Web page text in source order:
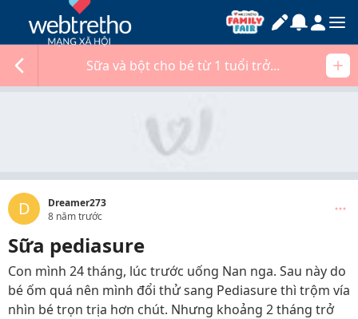
Sữa và bột cho bé từ 1 tuổi trở...
D
Dreamer273
8 năm trước
Sữa pediasure
Con mình 24 tháng, lúc trước uống Nan nga. Sau này do
bé ốm quá nên mình đổi thử sang Pediasure thì trộm vía
nhìn bé trọn trịa hơn chút. Nhưng khoảng 2 tháng trở